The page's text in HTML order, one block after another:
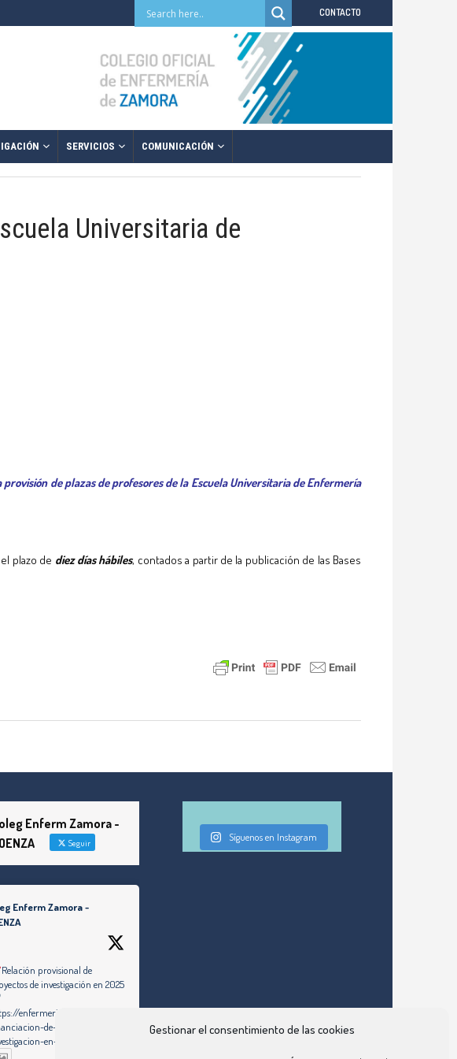
Gestionar el consentimiento de las cookies
CONTACTO
SERVICIOS COMUNICACIÓN
Universitaria de
de plazas de profesores de la Escuela Universitaria de Enfermería
plazo de diez días hábiles, contados a partir de la publicación de las Bases
Enferm Zamora -
Seguir
Enferm Zamora -
Relación provisional de
de investigación en 2025
enfermeriazamora.com/grs-
de-proyectos-de-
en-2025/
Síguenos en Instagram